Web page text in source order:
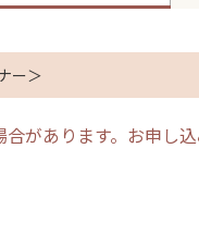
ー＞
があります。お申し